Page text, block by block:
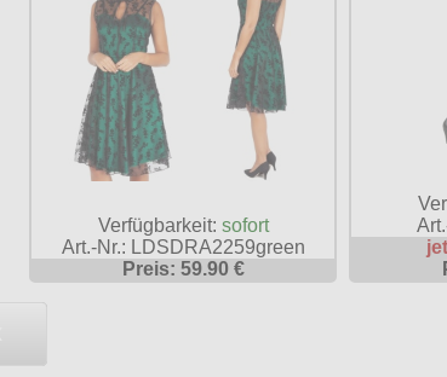
Verfügbarkeit: sofort
Art.-Nr.: LDSDRA2259green
Preis: 59.90 €